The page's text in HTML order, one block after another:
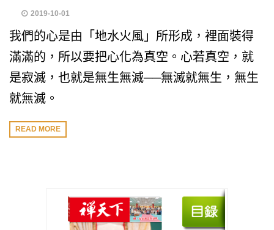
2019-10-01
我們的心是由「地水火風」所形成，裡面裝得
滿滿的，所以要把心化為真空。心若真空，就
是寂滅，也就是無生無滅──無滅就無生，無生
就無滅。
READ MORE